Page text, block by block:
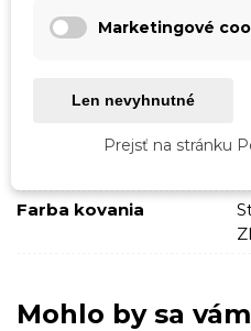
Skladová dostupnosť
Farba kovania
Mohlo by sa
Marketingové
Len nevyhnutné
Prejsť na stránku